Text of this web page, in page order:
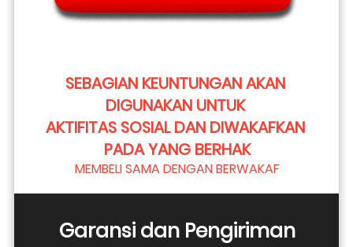
SEBAGIAN KEUNTUNGAN AKAN
DIGUNAKAN UNTUK
AKTIFITAS SOSIAL DAN DIWAKAFKAN
PADA YANG BERHAK
MEMBELI SAMA DENGAN BERWAKAF
Garansi dan Pengiriman